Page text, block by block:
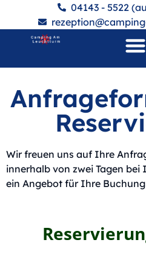
04143 - 5522
Wir freuen uns auf Ihre
innerhalb von zwei Tagen
ein Angebot für Ihre